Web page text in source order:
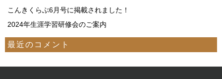
こんきくらぶ6月号に掲載されました！
2024年生涯学習研修会のご案内
最近のコメント